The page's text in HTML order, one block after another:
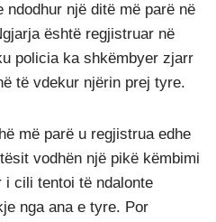
një ditë më parë në
është regjistruar në
policia ka shkëmbyer zjarr
të vdekur njërin prej tyre.
më parë u regjistrua edhe
vodhën një pikë këmbimi
i cili tentoi të ndalonte
nga ana e tyre. Por